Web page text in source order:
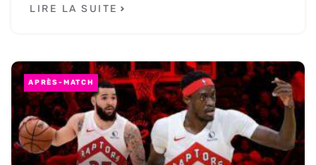
LIRE LA SUITE
APRÈS-MATCH